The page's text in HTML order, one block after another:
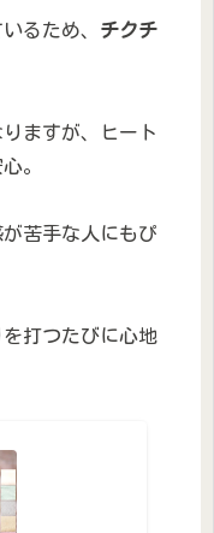
るため、 チクチ
ますが、ヒート
。
苦手な人にもぴ
打つたびに心地